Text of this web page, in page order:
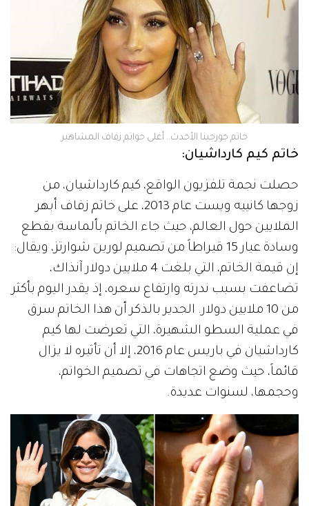
خاتم جورجينا الأحدث.. أغلى خواتم زفاف المشاهير
خاتم كيم كارداشيان:
حصلت نجمة تلفزيون الواقع، كيم كارداشيان، من
زوجها كانييه ويست عام 2013، على خاتم زفاف أبهر
الملايين حول العالم، حيث جاء الخاتم بألماسة بقطع
وسادة عيار 15 قيراطاً من تصميم لورين شوارتز، ويقال:
إن قيمة الخاتم، التي بلغت 4 ملايين دولار آنذاك،
تضاعفت بسبب ندرته وارتفاع سعره، إذ يقدر اليوم بأكثر
من 10 ملايين دولار. الجدير بالذكر أن هذا الخاتم سرق
في عملية السطو الشهيرة، التي تعرضت لها كيم
كارداشيان في باريس عام 2016، إلا أن تأثيره لا يزال
قائماً، حيث وضع اتجاهات في تصميم الخواتم،
وحجمها، لسنوات عديدة.